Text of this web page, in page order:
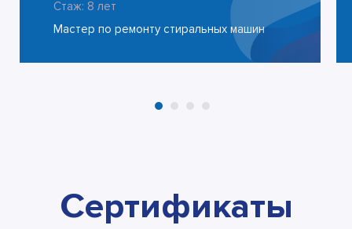
Стаж: 8 лет
Мастер по ремонту стиральных машин
Сертификаты